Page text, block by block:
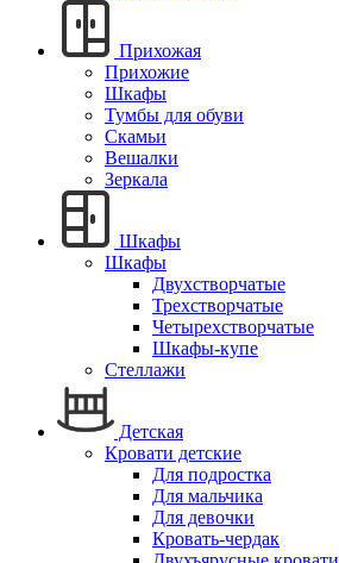
Прихожая
Прихожие
Шкафы
Тумбы для обуви
Скамьи
Вешалки
Зеркала
Шкафы
Шкафы
Двухстворчатые
Трехстворчатые
Четырехстворчатые
Шкафы-купе
Стеллажи
Детская
Кровати детские
Для подростка
Для мальчика
Для девочки
Кровать-чердак